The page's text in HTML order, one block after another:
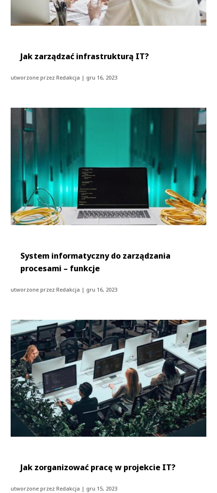
Jak zarządzać infrastrukturą IT?
utworzone przezRedakcja | gru 16, 2023
System informatyczny do zarządzania
procesami – funkcje
utworzone przezRedakcja | gru 16, 2023
Jak zorganizować pracę w projekcie IT?
utworzone przezRedakcja | gru 15, 2023